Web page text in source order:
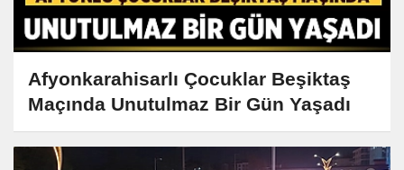
Afyonkarahisarlı Çocuklar Beşiktaş
Maçında Unutulmaz Bir Gün Yaşadı